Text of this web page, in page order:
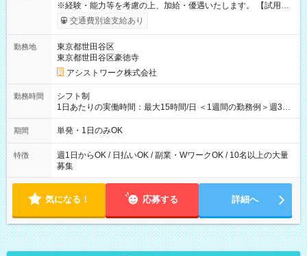
※経験・能力等を考慮の上、加給・優遇いたします。 【試用期
間】試用期間なし
交通費別途支給あり
勤務地
東京都世田谷区
東京都世田谷区豪徳寺
アシストワーク株式会社
勤務時間
シフト制
1日あたりの実働時間：最大15時間/日 ＜1週間の勤務例＞週3回
勤務 勤務：月・水・金 休み：火・木・土・日 好きな時にお仕事
可能です！ ※1日あたりの最大実働時間は日勤、夜勤共に勤務し
期間 単発・1日のみOK
特徴
週1日からOK / 日払いOK / 副業・WワークOK / 10名以上の大量
募集
気になる！ 応募する 詳細へ